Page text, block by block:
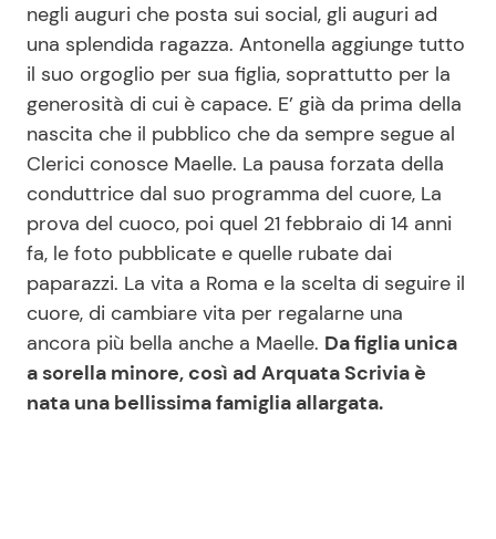
Salute
Viaggi e Turismo
Festività
Ricette Facili e Veloci
Ricette Feste
Ricette per Bambini
Seguici
Info
negli auguri che posta sui social, gli auguri ad
una splendida ragazza. Antonella aggiunge tutto
il suo orgoglio per sua figlia, soprattutto per la
generosità di cui è capace. E’ già da prima della
nascita che il pubblico che da sempre segue al
Clerici conosce Maelle. La pausa forzata della
conduttrice dal suo programma del cuore, La
prova del cuoco, poi quel 21 febbraio di 14 anni
fa, le foto pubblicate e quelle rubate dai
paparazzi. La vita a Roma e la scelta di seguire il
cuore, di cambiare vita per regalarne una
ancora più bella anche a Maelle. Da figlia unica
a sorella minore, così ad Arquata Scrivia è
nata una bellissima famiglia allargata.